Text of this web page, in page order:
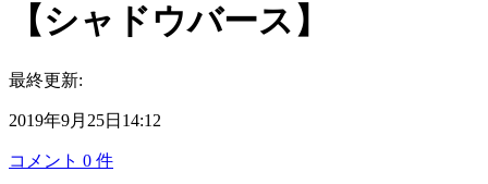
【シャドウバース】
最終更新:
2019年9月25日14:12
コメント 0 件